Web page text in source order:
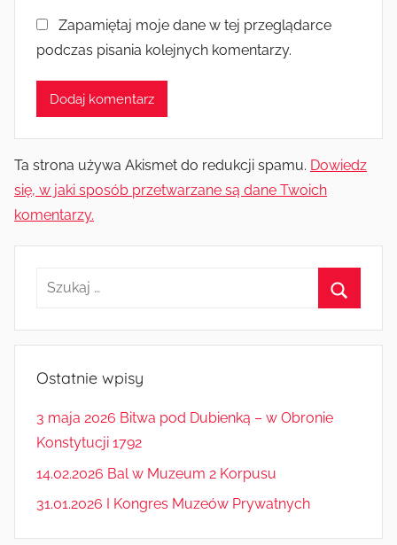
Zapamiętaj moje dane w tej przeglądarce
podczas pisania kolejnych komentarzy.
Ta strona używa Akismet do redukcji spamu. Dowiedz
się, w jaki sposób przetwarzane są dane Twoich
komentarzy.
Szukaj:
Ostatnie wpisy
3 maja 2026 Bitwa pod Dubienką – w Obronie
Konstytucji 1792
14.02.2026 Bal w Muzeum 2 Korpusu
31.01.2026 I Kongres Muzeów Prywatnych